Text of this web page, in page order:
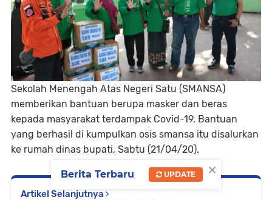
Sekolah Menengah Atas Negeri Satu (SMANSA)
memberikan bantuan berupa masker dan beras
kepada masyarakat terdampak Covid-19. Bantuan
yang berhasil di kumpulkan osis smansa itu disalurkan
ke rumah dinas bupati, Sabtu (21/04/20).
Artikel Selanjutnya
×
Berita Terbaru UPDATE